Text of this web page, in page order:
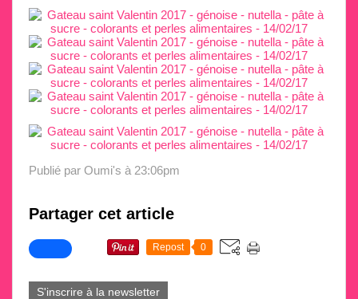
Publié par Oumi's à 23:06pm
Partager cet article
Repost 0
S'inscrire à la newsletter